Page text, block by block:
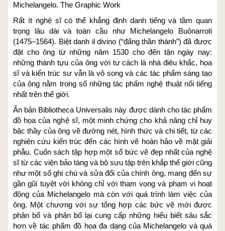
Michelangelo. The Graphic Work
Rất ít nghệ sĩ có thể khẳng định danh tiếng và tầm quan
trọng lâu dài và toàn cầu như Michelangelo Buônarroti
(1475–1564). Biệt danh il divino (“đấng thần thánh”) đã được
đặt cho ông từ những năm 1530 cho đến tận ngày nay:
những thành tựu của ông với tư cách là nhà điêu khắc, họa
sĩ và kiến trúc sư vẫn là vô song và các tác phẩm sáng tạo
của ông nằm trong số những tác phẩm nghệ thuật nổi tiếng
nhất trên thế giới.
Ấn bản Bibliotheca Universalis này được dành cho tác phẩm
đồ họa của nghệ sĩ, một minh chứng cho khả năng chỉ huy
bậc thầy của ông về đường nét, hình thức và chi tiết, từ các
nghiên cứu kiến trúc đến các hình vẽ hoàn hảo về mặt giải
phẫu. Cuốn sách tập hợp một số bức vẽ đẹp nhất của nghệ
sĩ từ các viện bảo tàng và bộ sưu tập trên khắp thế giới cũng
như một số ghi chú và sửa đổi của chính ông, mang đến sự
gần gũi tuyệt vời không chỉ với tham vọng và phạm vi hoạt
động của Michelangelo mà còn với quá trình làm việc của
ông. Một chương với sự tổng hợp các bức vẽ mới được
phân bổ và phân bổ lại cung cấp những hiểu biết sâu sắc
hơn về tác phẩm đồ họa đa dạng của Michelangelo và quá